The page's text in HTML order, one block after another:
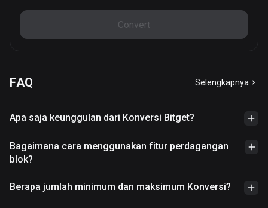
Convert
FAQ Selengkapnya
Apa saja keunggulan dari Konversi Bitget?
Bagaimana cara menggunakan fitur perdagangan
blok?
Berapa jumlah minimum dan maksimum Konversi?